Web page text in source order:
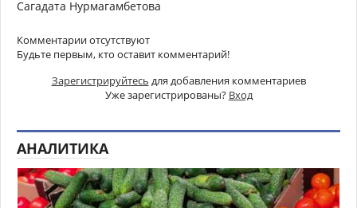
Сагадата Нурмагамбетова
Комментарии отсутствуют
Будьте первым, кто оставит комментарий!
Зарегистрируйтесь для добавления комментариев
Уже зарегистрированы? Вход
АНАЛИТИКА